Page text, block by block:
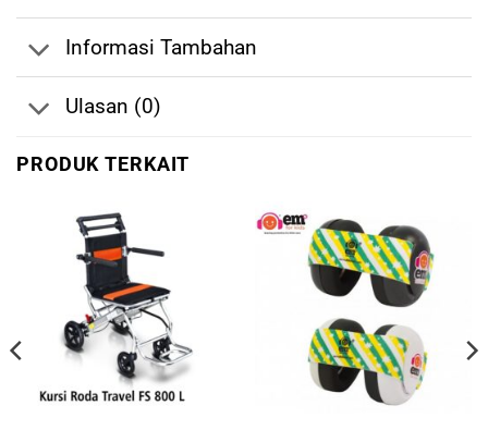
Informasi Tambahan
Ulasan (0)
PRODUK TERKAIT